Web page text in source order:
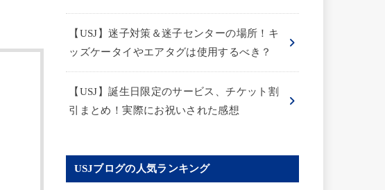
【USJ】迷子対策＆迷子センターの場所！キ
ッズケータイやエアタグは使用するべき？
【USJ】誕生日限定のサービス、チケット割
引まとめ！実際にお祝いされた感想
USJブログの人気ランキング